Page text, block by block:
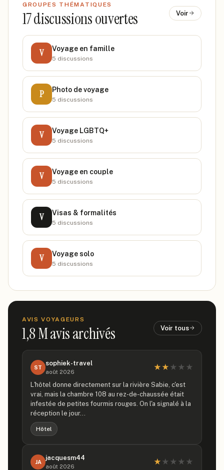
GROUPES THÉMATIQUES
17discussions ouvertes Voir
V Voyage en famille
5 discussions
P Photo de voyage
5 discussions
V Voyage LGBTQ+
5 discussions
V Voyage en couple
5 discussions
V Visas & formalités
5 discussions
V Voyage solo
5 discussions
AVIS VOYAGEURS
1,8 Mavis archivés Voir tous
ST
sophiek-travel
août 2026
★★ ★ ★ ★
L'hôtel donne directement sur la rivière Sabie, c'est
vrai, mais la chambre 108 au rez-de-chaussée était
infestée de petites fourmis rouges. On l'a signalé à la
réception le jour…
Hôtel
JA
jacquesm44
août 2026
★ ★ ★ ★ ★